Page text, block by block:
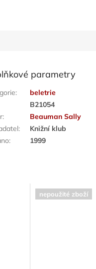
parametry
:
beletrie
B21054
:
Beauman Sally
:
Knižní klub
: 1999
nepoužité zboží